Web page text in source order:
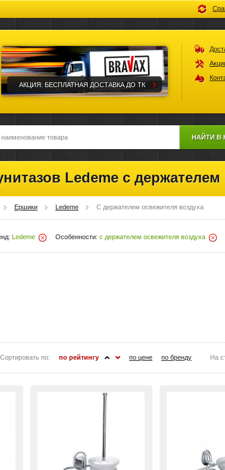
АКЦИЯ: БЕСПЛАТНАЯ ДОСТАВКА ДО ТК
НАЙТИ В
Ledeme с держателем
Ершики Ledeme С держателем освежителя воздуха
Ledeme
Особенности: с держателем освежителя воздуха
Сортировать по: по рейтингу по цене по бренду На